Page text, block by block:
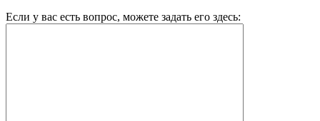
Если у вас есть вопрос, можете задать его здесь: